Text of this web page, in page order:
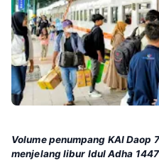
Volume penumpang KAI Daop
menjelang libur Idul Adha